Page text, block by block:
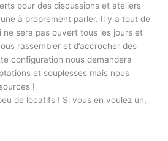
pour des discussions et ateliers
à proprement parler. Il y a tout de
ne sera pas ouvert tous les jours et
rassembler et d’accrocher des
configuration nous demandera
et souplesses mais nous
!
de locatifs ! Si vous en voulez un,